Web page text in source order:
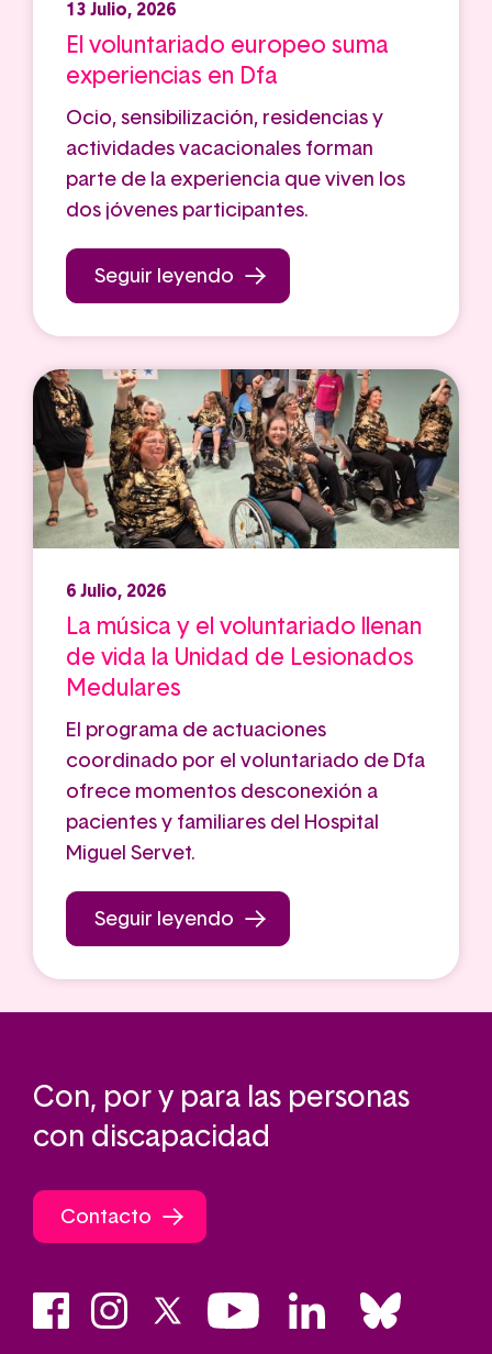
13 Julio, 2026
El voluntariado europeo suma
experiencias en Dfa
Ocio, sensibilización, residencias y
actividades vacacionales forman
parte de la experiencia que viven los
dos jóvenes participantes.
Seguir leyendo
6 Julio, 2026
La música y el voluntariado llenan
de vida la Unidad de Lesionados
Medulares
El programa de actuaciones
coordinado por el voluntariado de Dfa
ofrece momentos desconexión a
pacientes y familiares del Hospital
Miguel Servet.
Seguir leyendo
Con, por y para las personas
con discapacidad
Contacto